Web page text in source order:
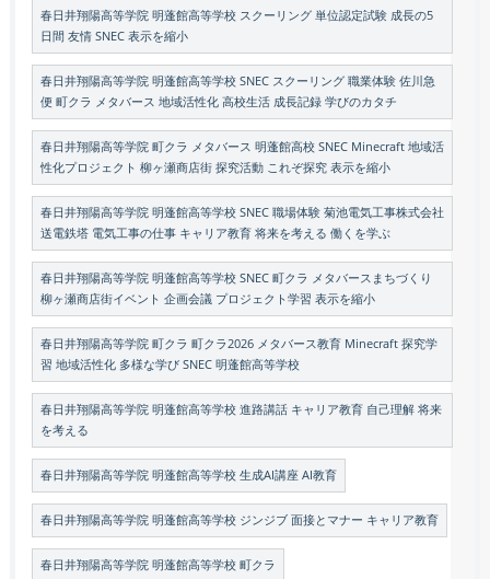
春日井翔陽高等学院 明蓬館高等学校 スクーリング 単位認定試験 成長の5
日間 友情 SNEC 表示を縮小
春日井翔陽高等学院 明蓬館高等学校 SNEC スクーリング 職業体験 佐川急
便 町クラ メタバース 地域活性化 高校生活 成長記録 学びのカタチ
春日井翔陽高等学院 町クラ メタバース 明蓬館高校 SNEC Minecraft 地域活
性化プロジェクト 柳ヶ瀬商店街 探究活動 これぞ探究 表示を縮小
春日井翔陽高等学院 明蓬館高等学校 SNEC 職場体験 菊池電気工事株式会社
送電鉄塔 電気工事の仕事 キャリア教育 将来を考える 働くを学ぶ
春日井翔陽高等学院 明蓬館高等学校 SNEC 町クラ メタバースまちづくり
柳ヶ瀬商店街イベント 企画会議 プロジェクト学習 表示を縮小
春日井翔陽高等学院 町クラ 町クラ2026 メタバース教育 Minecraft 探究学
習 地域活性化 多様な学び SNEC 明蓬館高等学校
春日井翔陽高等学院 明蓬館高等学校 進路講話 キャリア教育 自己理解 将来
を考える
春日井翔陽高等学院 明蓬館高等学校 生成AI講座 AI教育
春日井翔陽高等学院 明蓬館高等学校 ジンジブ 面接とマナー キャリア教育
春日井翔陽高等学院 明蓬館高等学校 町クラ